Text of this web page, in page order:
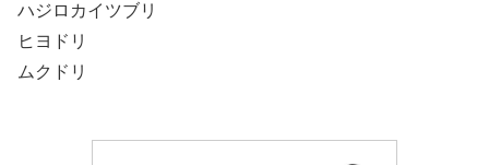
ハジロカイツブリ
ヒヨドリ
ムクドリ